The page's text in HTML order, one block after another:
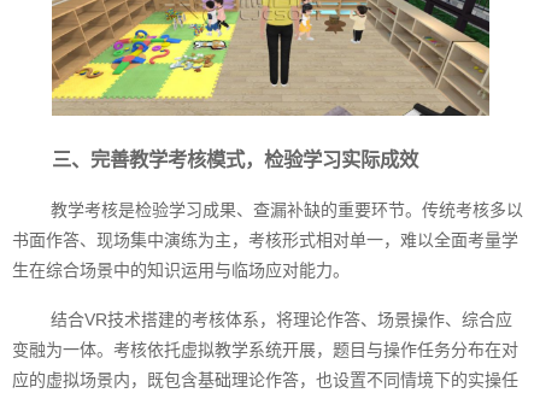
三、完善教学考核模式，检验学习实际成效
教学考核是检验学习成果、查漏补缺的重要环节。传统考核多以
书面作答、现场集中演练为主，考核形式相对单一，难以全面考量学
生在综合场景中的知识运用与临场应对能力。
结合VR技术搭建的考核体系，将理论作答、场景操作、综合应
变融为一体。考核依托虚拟教学系统开展，题目与操作任务分布在对
应的虚拟场景内，既包含基础理论作答，也设置不同情境下的实操任